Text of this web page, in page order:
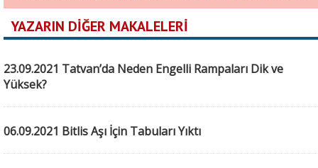
YAZARIN DİĞER MAKALELERİ
23.09.2021 Tatvan’da Neden Engelli Rampaları Dik ve
Yüksek?
06.09.2021 Bitlis Aşı İçin Tabuları Yıktı